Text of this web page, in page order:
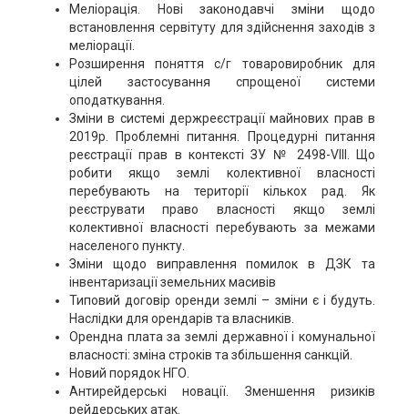
Меліорація. Нові законодавчі зміни щодо
встановлення сервітуту для здійснення заходів з
меліорації.
Розширення поняття с/г товаровиробник для
цілей застосування спрощеної системи
оподаткування.
Зміни в системі держреєстрації майнових прав в
2019р. Проблемні питання. Процедурні питання
реєстрації прав в контексті ЗУ № 2498-VIII. Що
робити якщо землі колективної власності
перебувають на території кількох рад. Як
реєструвати право власності якщо землі
колективної власності перебувають за межами
населеного пункту.
Зміни щодо виправлення помилок в ДЗК та
інвентаризації земельних масивів
Типовий договір оренди землі – зміни є і будуть.
Наслідки для орендарів та власників.
Орендна плата за землі державної і комунальної
власності: зміна строків та збільшення санкцій.
Новий порядок НГО.
Антирейдерські новації. Зменшення ризиків
рейдерських атак.